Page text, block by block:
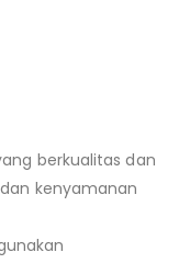
berkualitas dan
kenyamanan